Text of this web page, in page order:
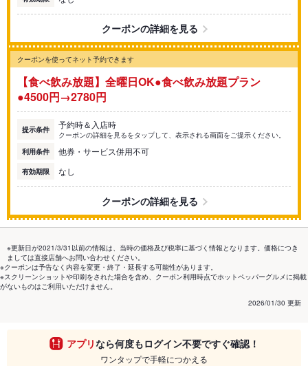
クーポンの詳細を見る
クーポンを使ってネット予約できます
【食べ飲み放題】全曜日OK●食べ飲み放題プラン
●4500円→2780円
提示条件 予約時＆入店時
クーポンの詳細を見るをタップして、表示される画面をご提示ください。
利用条件
他券・サービス併用不可
有効期限 なし
クーポンの詳細を見る
※更新日が2021/3/31以前の情報は、当時の価格及び税率に基づく情報となります。価格につき
ましては直接店舗へお問い合わせください。
※クーポンは予告なく内容を変更・終了・延長する可能性があります。
※スクリーンショットや印刷をされた場合を含め、クーポン利用時点でホットペッパーグルメに掲載
がないものはご利用いただけません。
2026/01/30 更新
アプリなら何度もログイン不要ですぐ確認！
ワンタップで手軽につかえる